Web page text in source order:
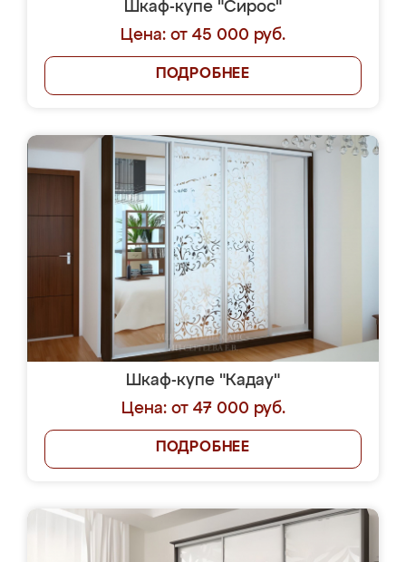
Шкаф-купе "Сирос"
Цена: от 45 000 руб.
ПОДРОБНЕЕ
Шкаф-купе "Кадау"
Цена: от 47 000 руб.
ПОДРОБНЕЕ